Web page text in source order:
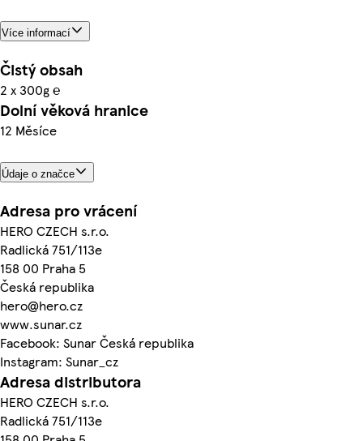
Více informací
Čistý obsah
2 x 300g ℮
Dolní věková hranice
12 Měsíce
Údaje o značce
Adresa pro vrácení
HERO CZECH s.r.o.
Radlická 751/113e
158 00 Praha 5
Česká republika
hero@hero.cz
www.sunar.cz
Facebook: Sunar Česká republika
Instagram: Sunar_cz
Adresa distributora
HERO CZECH s.r.o.
Radlická 751/113e